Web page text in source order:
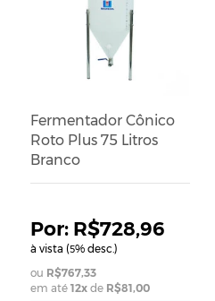
Fermentador Cônico
Roto Plus 75 Litros
Branco
R$728,96
à vista (5% desc.)
R$767,33
em até12x de R$81,00